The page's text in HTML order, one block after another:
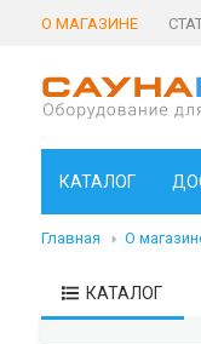
О МАГАЗИНЕ
КАТАЛОГ
Главная О
КАТАЛОГ